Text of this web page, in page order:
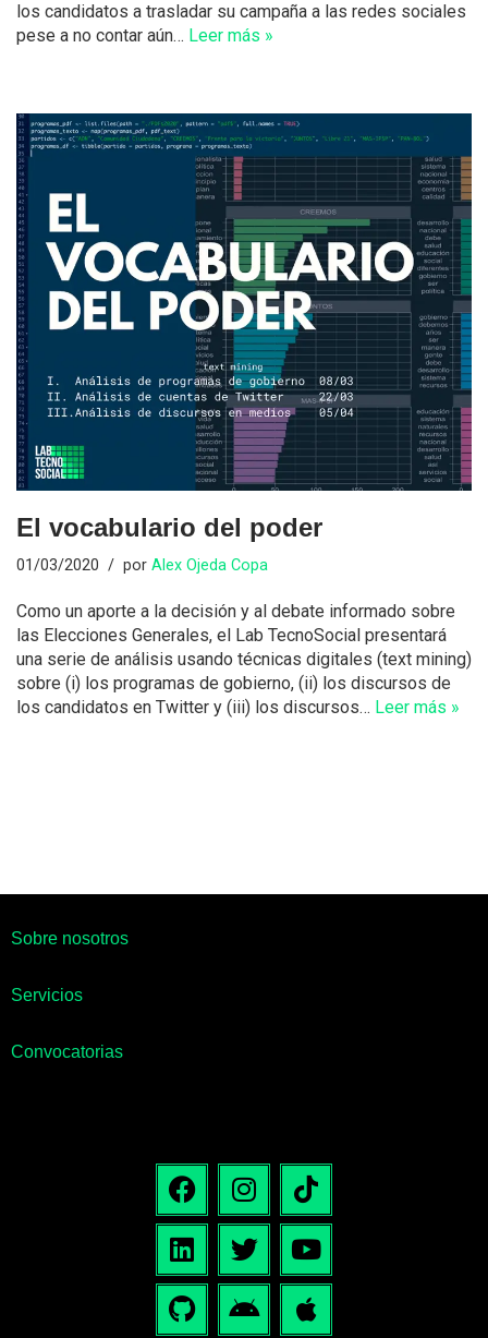
los candidatos a trasladar su campaña a las redes sociales
pese a no contar aún… Leer más »
El vocabulario del poder
01/03/2020 por Alex Ojeda Copa
Como un aporte a la decisión y al debate informado sobre
las Elecciones Generales, el Lab TecnoSocial presentará
una serie de análisis usando técnicas digitales (text mining)
sobre (i) los programas de gobierno, (ii) los discursos de
los candidatos en Twitter y (iii) los discursos… Leer más »
Sobre nosotros
Servicios
Convocatorias